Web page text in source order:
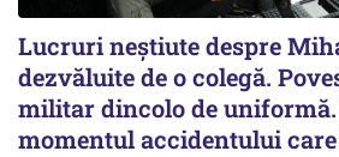
Lucruri neștiute despre
dezvăluite de o colegă.
militar dincolo de uniformă.
momentul accidentului